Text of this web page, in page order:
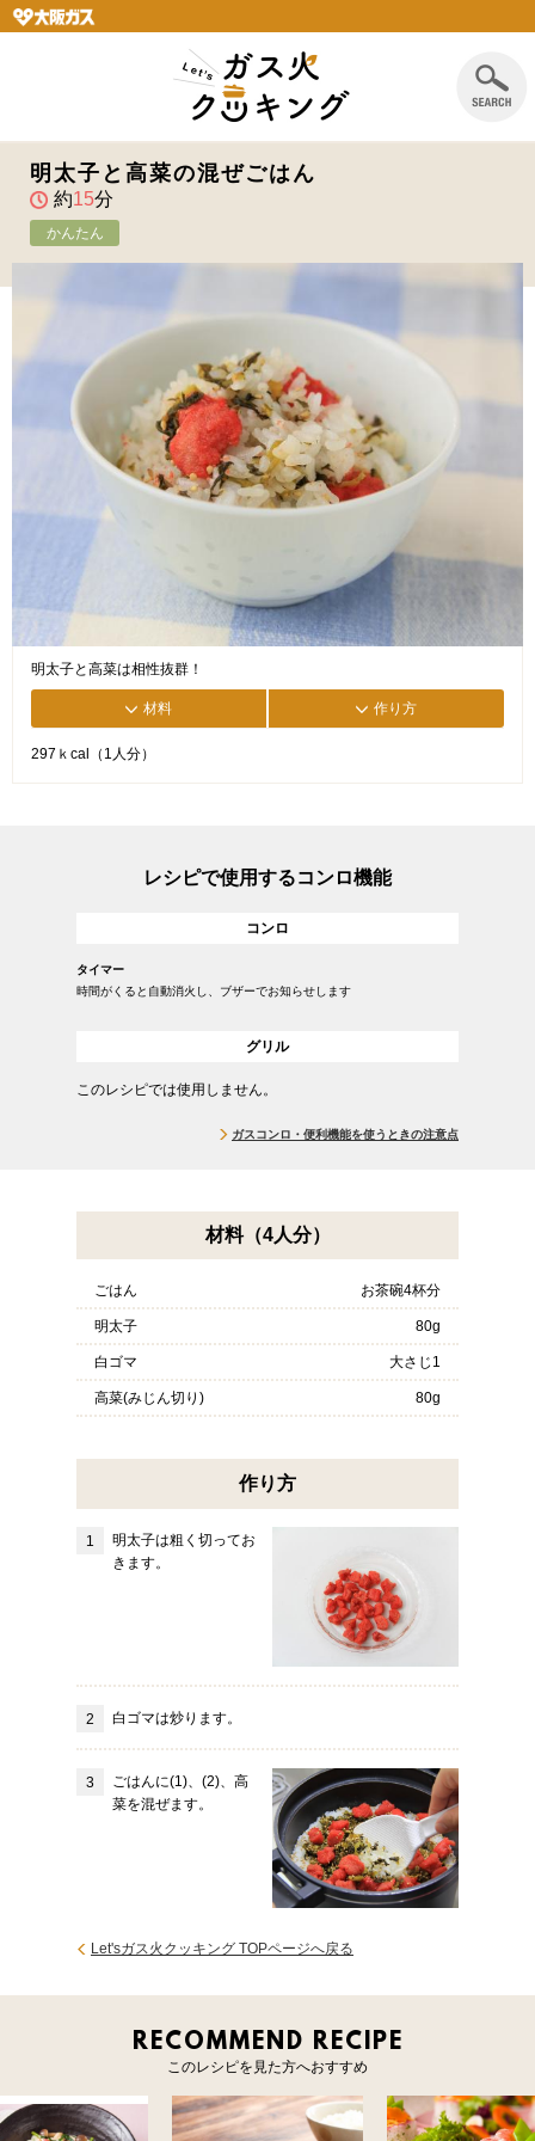
明太子と高菜の混ぜごはん
約15分
かんたん
明太子と高菜は相性抜群！
材料 作り方
297ｋcal（1人分）
レシピで使用するコンロ機能
コンロ
タイマー
時間がくると自動消火し、ブザーでお知らせします
グリル
このレシピでは使用しません。
ガスコンロ・便利機能を使うときの注意点
材料（4人分）
ごはん お茶碗4杯分
明太子 80g
白ゴマ 大さじ1
高菜(みじん切り) 80g
作り方
明太子は粗く切ってお
きます。
白ゴマは炒ります。
ごはんに(1)、(2)、高
菜を混ぜます。
Let'sガス火クッキング TOPページへ戻る
RECOMMEND RECIPE
このレシピを見た方へおすすめ